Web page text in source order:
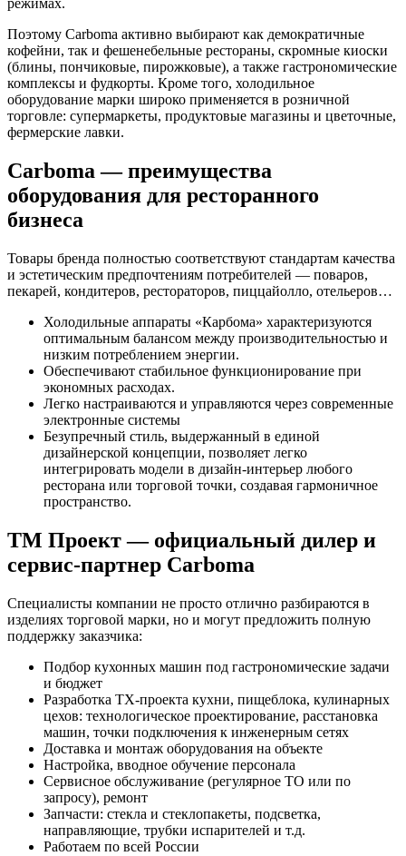
режимах.
Поэтому Carboma активно выбирают как демократичные
кофейни, так и фешенебельные рестораны, скромные киоски
(блины, пончиковые, пирожковые), а также гастрономические
комплексы и фудкорты. Кроме того, холодильное
оборудование марки широко применяется в розничной
торговле: супермаркеты, продуктовые магазины и цветочные,
фермерские лавки.
Carboma — преимущества
оборудования для ресторанного
бизнеса
Товары бренда полностью соответствуют стандартам качества
и эстетическим предпочтениям потребителей — поваров,
пекарей, кондитеров, рестораторов, пиццайолло, отельеров…
Холодильные аппараты «Карбома» характеризуются
оптимальным балансом между производительностью и
низким потреблением энергии.
Обеспечивают стабильное функционирование при
экономных расходах.
Легко настраиваются и управляются через современные
электронные системы
Безупречный стиль, выдержанный в единой
дизайнерской концепции, позволяет легко
интегрировать модели в дизайн-интерьер любого
ресторана или торговой точки, создавая гармоничное
пространство.
ТМ Проект — официальный дилер и
сервис-партнер Carboma
Специалисты компании не просто отлично разбираются в
изделиях торговой марки, но и могут предложить полную
поддержку заказчика:
Подбор кухонных машин под гастрономические задачи
и бюджет
Разработка ТХ-проекта кухни, пищеблока, кулинарных
цехов: технологическое проектирование, расстановка
машин, точки подключения к инженерным сетях
Доставка и монтаж оборудования на объекте
Настройка, вводное обучение персонала
Сервисное обслуживание (регулярное ТО или по
запросу), ремонт
Запчасти: стекла и стеклопакеты, подсветка,
направляющие, трубки испарителей и т.д.
Работаем по всей России